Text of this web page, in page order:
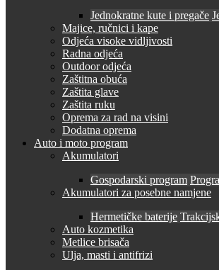
Jednokratne kute i pregače
Majice, ručnici i kape
Odjeća visoke vidljivosti
Radna odjeća
Outdoor odjeća
Zaštitna obuća
Zaštita glave
Zaštita ruku
Oprema za rad na visini
Dodatna oprema
Auto i moto program
Akumulatori
Gospodarski program
Akumulatori za posebne namjene
Hermetičke baterije
Auto kozmetika
Metlice brisača
Ulja, masti i antifrizi